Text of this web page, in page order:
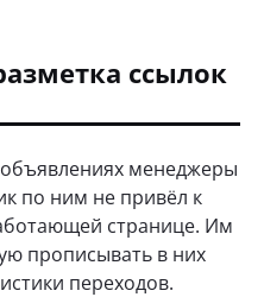
ссылок
менеджеры
по ним не привёл к
странице. Им
прописывать в них
переходов.